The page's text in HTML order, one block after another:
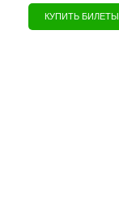
КУПИТЬ БИЛЕТЫ